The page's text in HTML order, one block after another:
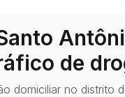
de
domiciliar no distrito